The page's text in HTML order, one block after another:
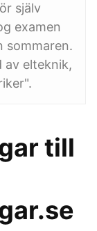
själv
examen
sommaren.
av elteknik,
till